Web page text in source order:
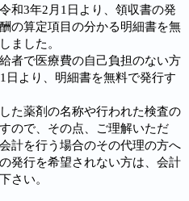
和3年2月1日より、領収書の発
の算定項目の分かる明細書を無
ました。
者で医療費の自己負担のない方
日より、明細書を無料で発行す
た薬剤の名称や行われた検査の
ので、その点、ご理解いただ
計を行う場合のその代理の方へ
発行を希望されない方は、会計
さい。